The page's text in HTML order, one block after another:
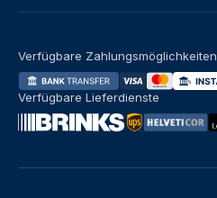
Verfügbare Zahlungsmöglichkeiten
Verfügbare Lieferdienste